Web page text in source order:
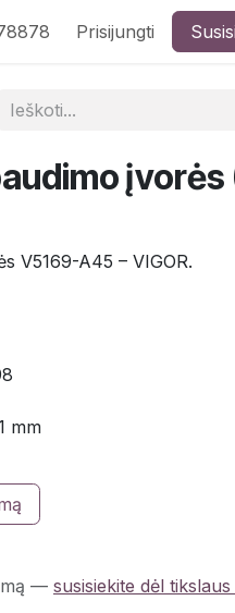
Prisijungti
įvorės
V5169-A45 – VIGOR.
mm
— susisiekite dėl